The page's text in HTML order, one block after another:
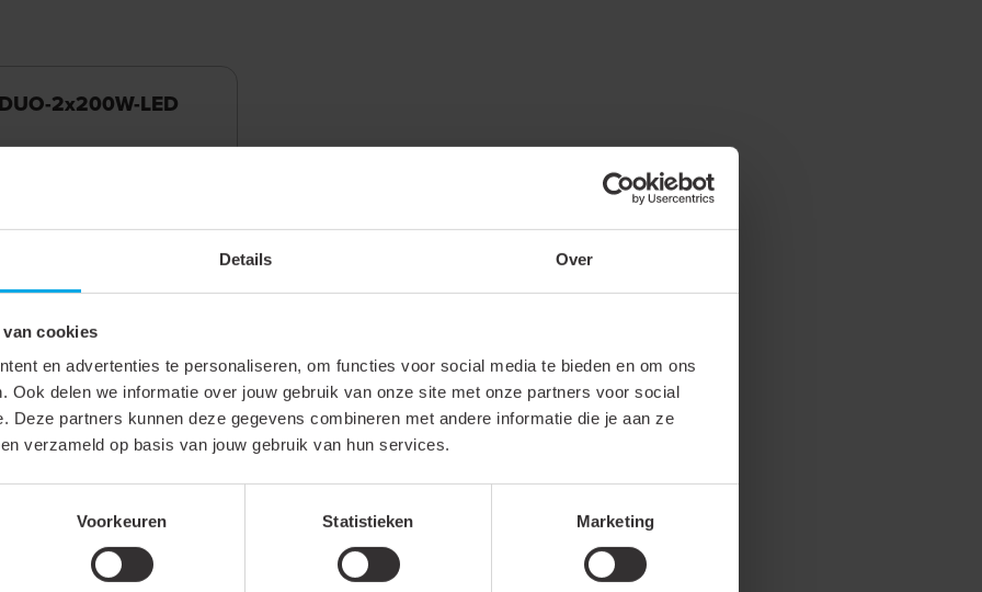
Details Over
cookies
en advertenties te personaliseren, om functies voor social media te bieden en om ons
Ook delen we informatie over jouw gebruik van onze site met onze partners voor social
Deze partners kunnen deze gegevens combineren met andere informatie die je aan ze
verzameld op basis van jouw gebruik van hun services.
Voorkeuren Statistieken Marketing
2x200W-LED
duo 2x200W fase
draai/ puls
dimmer is geschikt voor
twee groepen verlichting in
faseaansnijding. De
geen nuldraad nodig en is